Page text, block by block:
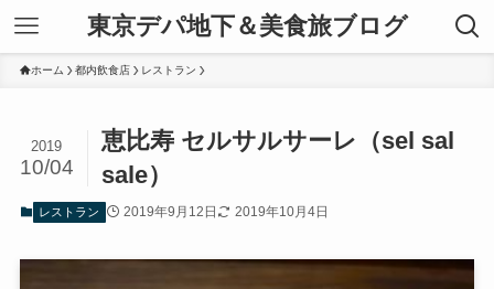
東京デパ地下＆美食旅ブログ
ホーム 都内飲食店 レストラン
恵比寿 セルサルサーレ（sel sal
sale）
2019
10/04
レストラン 2019年9月12日 2019年10月4日